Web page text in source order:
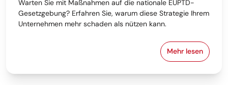
Warten Sie mit Maßnahmen auf die nationale EUPTD-
Gesetzgebung? Erfahren Sie, warum diese Strategie Ihrem
Unternehmen mehr schaden als nützen kann.
Mehr lesen
EU-